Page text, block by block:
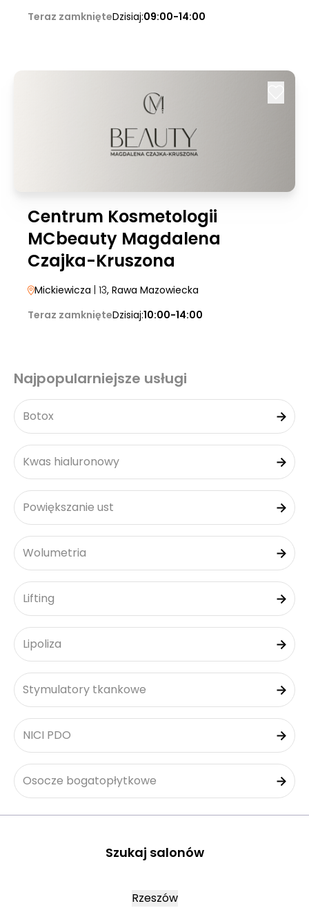
Teraz zamknięteDzisiaj:09:00-14:00
Centrum Kosmetologii
MCbeauty Magdalena
Czajka-Kruszona
Mickiewicza | 13, Rawa Mazowiecka
Teraz zamknięteDzisiaj:10:00-14:00
Najpopularniejsze usługi
Botox
Kwas hialuronowy
Powiększanie ust
Wolumetria
Lifting
Lipoliza
Stymulatory tkankowe
NICI PDO
Osocze bogatopłytkowe
Szukaj salonów
Rzeszów